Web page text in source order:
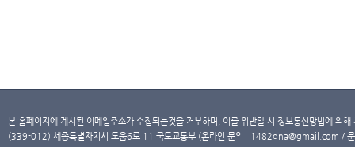
본 홈페이지에 게시된 이메일주소가 수집되는것을 거부하며, 이를 위반할 시 정보통신망법에 의
(339-012) 세종특별자치시 도움6로 11 국토교통부 (온라인 문의 : 1482qna@gmail.com /